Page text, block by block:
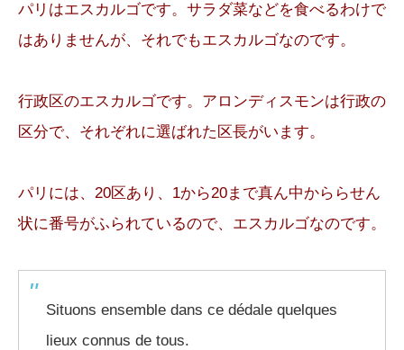
パリはエスカルゴです。サラダ菜などを食べるわけで
はありませんが、それでもエスカルゴなのです。
行政区のエスカルゴです。アロンディスモンは行政の
区分で、それぞれに選ばれた区長がいます。
パリには、20区あり、1から20まで真ん中かららせん
状に番号がふられているので、エスカルゴなのです。
Situons ensemble dans ce dédale quelques
lieux connus de tous.